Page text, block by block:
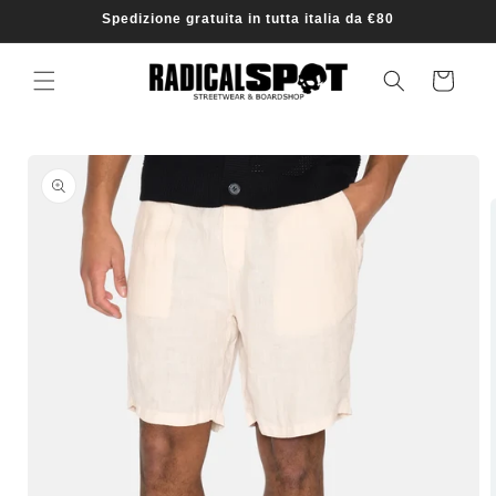
direttamente
ai contenuti
Spedizione gratuita in tutta italia da €80
Carrello
Passa alle
informazioni
sul prodotto